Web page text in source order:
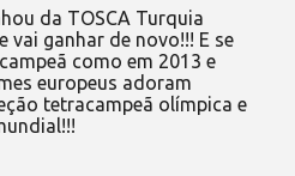
da TOSCA Turquia
vai ganhar de novo!!! E se
como em 2013 e
europeus adoram
tetracampeã olímpica e